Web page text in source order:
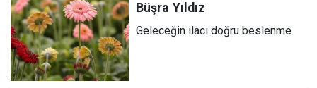
Büşra Yıldız
Geleceğin ilacı doğru beslenme